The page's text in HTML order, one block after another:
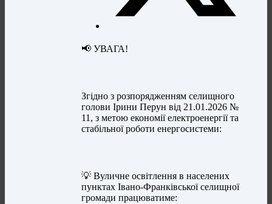
📢 УВАГА!
Згідно з розпорядженням селищного
голови Ірини Перун від 21.01.2026 №
11, з метою економії електроенергії та
стабільної роботи енергосистеми:
💡 Вуличне освітлення в населених
пунктах Івано-Франківської селищної
громади працюватиме: